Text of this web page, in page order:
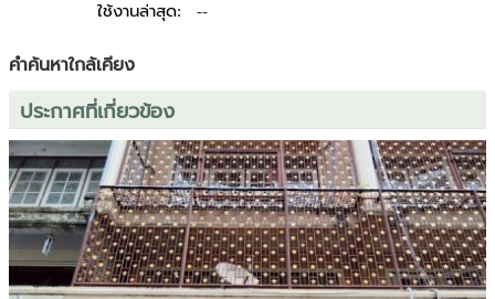
ใช้งานล่าสุด:
--
คำค้นหาใกล้เคียง
ประกาศที่เกี่ยวข้อง